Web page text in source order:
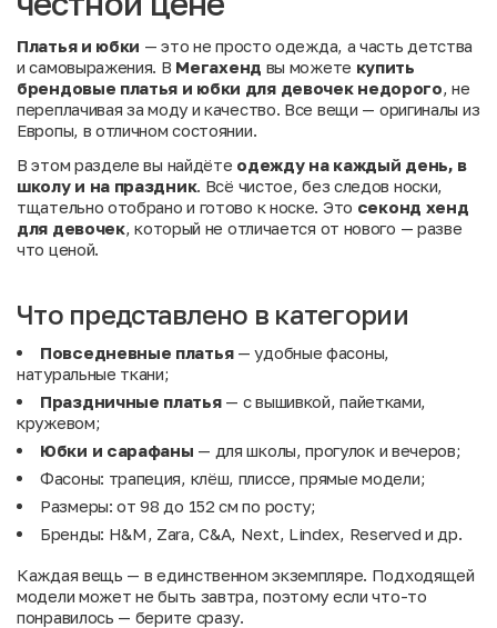
Платья и юбки — это не просто одежда, а часть детства
и самовыражения. В Мегахенд вы можете купить
брендовые платья и юбки для девочек недорого, не
переплачивая за моду и качество. Все вещи — оригиналы из
Европы, в отличном состоянии.
В этом разделе вы найдёте одежду на каждый день, в
школу и на праздник. Всё чистое, без следов носки,
тщательно отобрано и готово к носке. Это секонд хенд
для девочек, который не отличается от нового — разве
что ценой.
Что представлено в категории
Повседневные платья— удобные фасоны,
натуральные ткани;
Праздничные платья— с вышивкой, пайетками,
кружевом;
Юбки и сарафаны — для школы, прогулок и вечеров;
Фасоны: трапеция, клёш, плиссе, прямые модели;
Размеры: от 98 до 152 см по росту;
Бренды: H&M, Zara, C&A, Next, Lindex, Reserved и др.
Каждая вещь — в единственном экземпляре. Подходящей
модели может не быть завтра, поэтому если что-то
понравилось — берите сразу.